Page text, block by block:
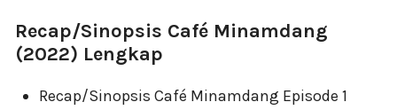
Recap/Sinopsis Café Minamdang
(2022) Lengkap
Recap/Sinopsis Café Minamdang Episode 1